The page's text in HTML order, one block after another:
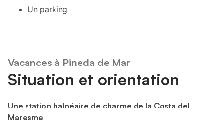
Un parking
Vacances à Pineda de Mar
Situation et orientation
Une station balnéaire de charme de la Costa del
Maresme